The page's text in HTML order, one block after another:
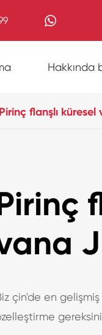
Hakkında
Pirinç flanşlı
çin'de en